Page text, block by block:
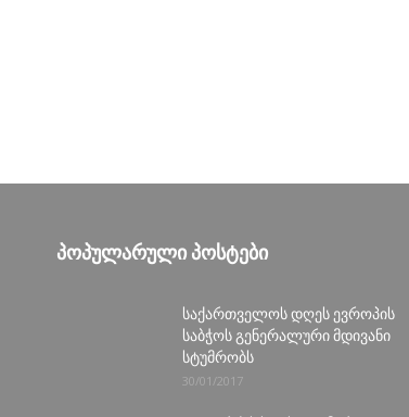
ᲞᲝᲞᲣᲚᲐᲠᲣᲚᲘ ᲞᲝᲡᲢᲔᲑᲘ
საქართველოს დღეს ევროპის
საბჭოს გენერალური მდივანი
სტუმრობს
30/01/2017